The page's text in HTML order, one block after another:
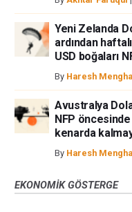
Yeni Zelanda
ardından
USD boğaları
By Haresh
Avustralya
NFP
kenarda
By Haresh
EKONOMIK GÖSTERGE